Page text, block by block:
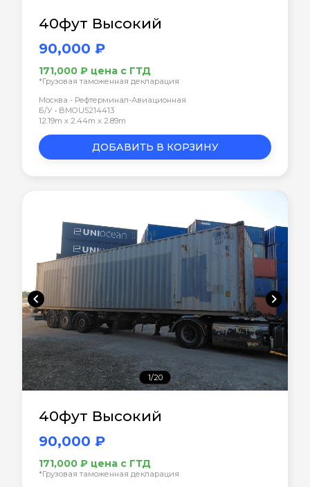
40фут Высокий
90,000 ₽
171,000 ₽ цена с ГТД
*Грузовая таможенная декларация
Москва - Рефтерминал-Авиационная
Б/У • BMOU5214413
12.19m x 2.44m x 2.89m
ДОБАВИТЬ В КОРЗИНУ
chevron_left chevron_right
1/20
40фут Высокий
90,000 ₽
171,000 ₽ цена с ГТД
*Грузовая таможенная декларация